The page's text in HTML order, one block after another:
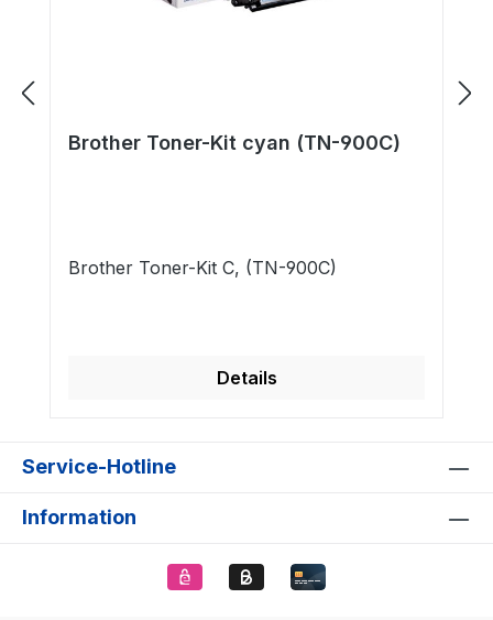
Brother Toner-Kit cyan (TN-900C)
Brother Toner-Kit C, (TN-900C)
Details
Service-Hotline
Information